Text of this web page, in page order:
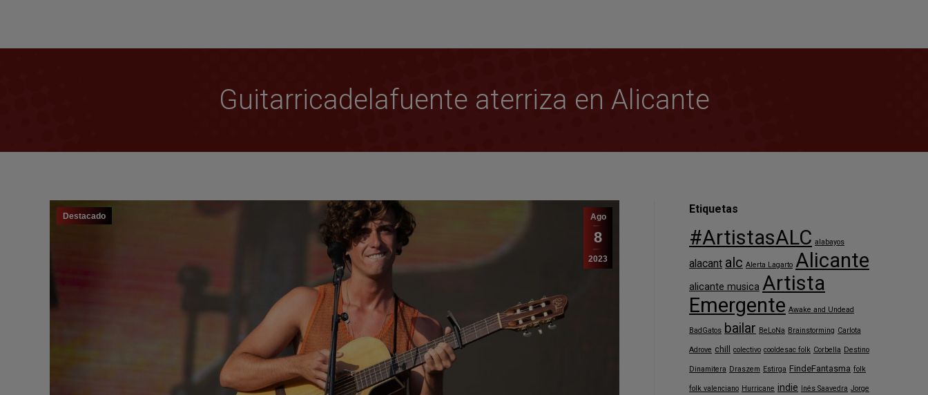
Guitarricadelafuente aterriza en Alicante
Ago
8
2023
Destacado
Etiquetas
#ArtistasALC alabayos
alacant alc Alerta Lagarto Alicante
alicante musica Artista
Emergente Awake and Undead
BadGatos bailar BeLoNa Brainstorming Carlota
Adrove chill colectivo cooldesac folk Corbella Destino
Dinamitera Draszem Estirga FindeFantasma folk
folk valenciano Hurricane indie Inés Saavedra Jorge